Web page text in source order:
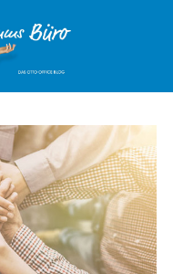
BÜRO